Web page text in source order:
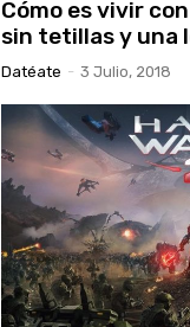
Cómo es vivir
sin tetillas y una
Datéate - 3 Julio, 2018